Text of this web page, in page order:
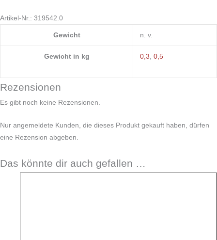
Artikel-Nr.: 319542.0
Gewicht n. v.
Gewicht in kg 0,3, 0,5
Rezensionen
Es gibt noch keine Rezensionen.
Nur angemeldete Kunden, die dieses Produkt gekauft haben, dürfen
eine Rezension abgeben.
Das könnte dir auch gefallen …